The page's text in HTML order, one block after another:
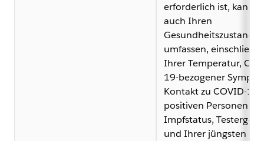
erforderlich ist, kann
auch Ihren
Gesundheitszustand
umfassen,
Ihrer Temperatur,
19-bezogener
Kontakt zu COVID-19-
positiven Personen,
Impfstatus,
und Ihrer jüngsten